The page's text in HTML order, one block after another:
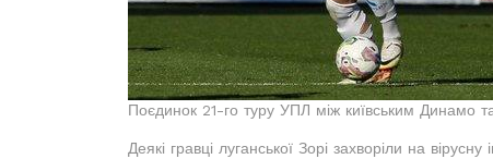
Поєдинок 21-го туру УПЛ між київським Динамо
Деякі гравці луганської Зорі захворіли на